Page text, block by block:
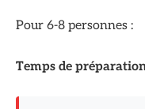
Pour 6-8 personnes :
Temps de